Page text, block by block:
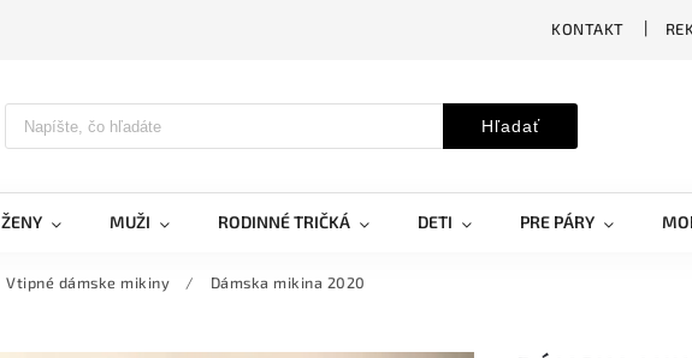
KONTAKT
Hľadať
ŽENY MUŽI RODINNÉ TRIČKÁ DETI PRE PÁRY
Vtipné dámske mikiny / Dámska mikina 2020